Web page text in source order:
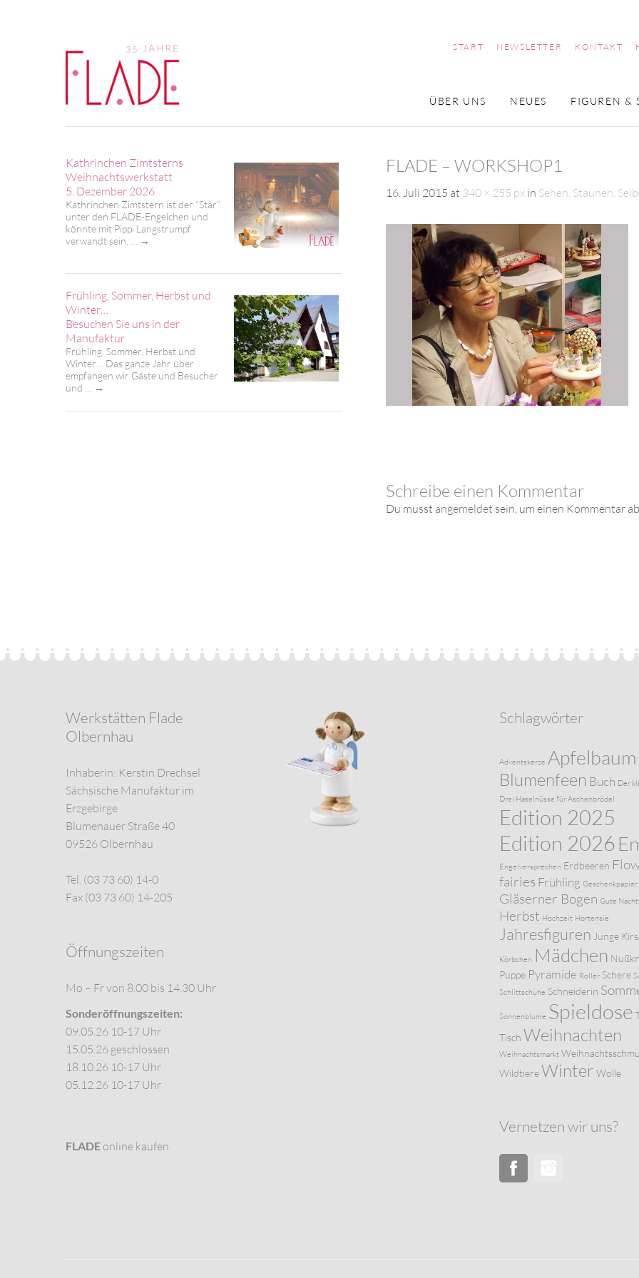
ÜBER UNS NEUES FIGUREN &
START NEWSLETTER KONTAKT
FLADE – WORKSHOP1
16. Juli 2015 at 340 × 255 px in Sehen, Staunen,
Schreibe einen Kommentar
Du musst angemeldet sein, um einen Kommentar
Kathrinchen Zimtsterns
Weihnachtswerkstatt
5. Dezember 2026
Kathrinchen Zimtstern ist der “Star”
unter den FLADE-Engelchen und
könnte mit Pippi Langstrumpf
verwandt sein. …
→
Frühling, Sommer, Herbst und
Winter…
Besuchen Sie uns in der
Manufaktur
Frühling, Sommer, Herbst und
Winter… Das ganze Jahr über
empfangen wir Gäste und Besucher
und …
→
Werkstätten Flade
Olbernhau
Inhaberin: Kerstin Drechsel
Sächsische Manufaktur im
Erzgebirge
Blumenauer Straße 40
09526 Olbernhau
Tel. (03 73 60) 14-0
Fax (03 73 60) 14-205
Öffnungszeiten
Mo – Fr von 8.00 bis 14.30 Uhr
Sonderöffnungszeiten:
09.05.26 10-17 Uhr
15.05.26 geschlossen
18.10.26 10-17 Uhr
05.12.26 10-17 Uhr
FLADE online kaufen
Schlagwörter
Adventskerze Apfelbaum
Blumenfeen Buch Der
Drei Haselnüsse für Aschenbrödel
Edition 2025
Edition 2026
Engelversprechen Erdbeeren
fairies Frühling Geschenkpapier
Gläserner Bogen Gute Nacht
Herbst Hochzeit Hortensie
Jahresfiguren Junge
Körbchen Mädchen
Puppe Pyramide Roller Schere
Schlittschuhe Schneiderin
Sonnenblume Spieldose
Tisch Weihnachten
Weihnachtsmarkt
Wildtiere Winter Wolle
Vernetzen wir uns?